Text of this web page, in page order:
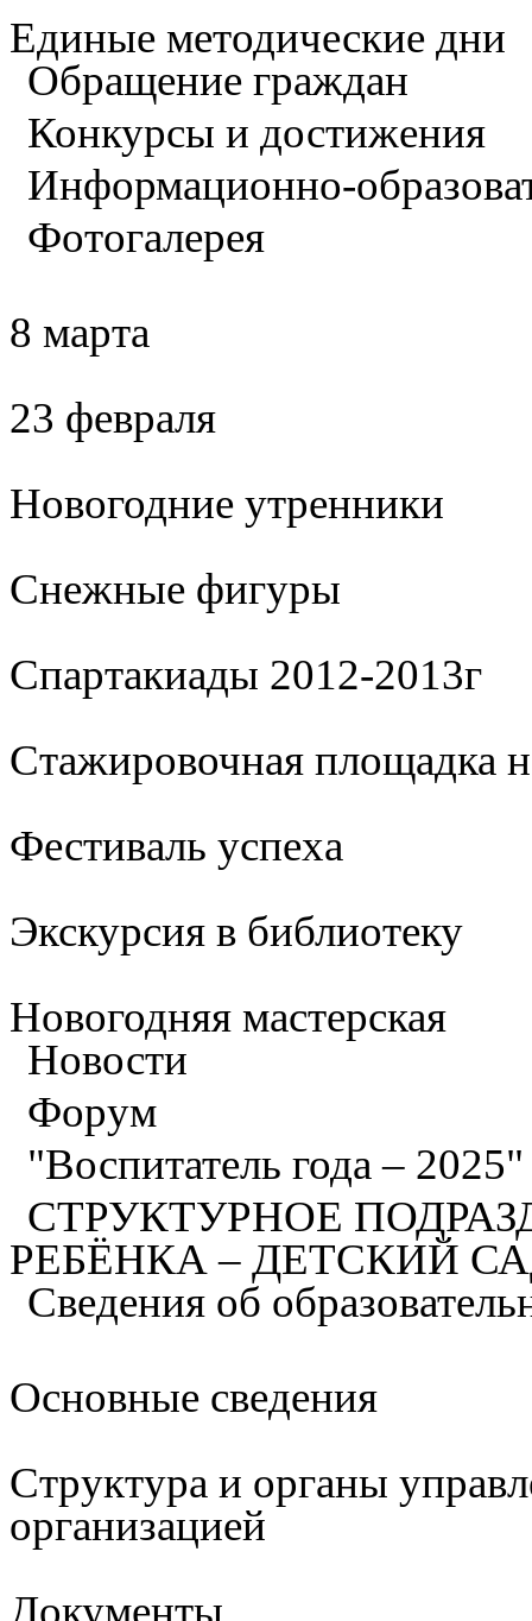
Единые методические дни
Обращение граждан
Конкурсы и достижения
Информационно-
Фотогалерея
8 марта
23 февраля
Новогодние утренники
Cнежные фигуры
Спартакиады 2012-2013г
Стажировочная
Фестиваль успеха
Экскурсия в библиотеку
Новогодняя мастерская
Новости
Форум
"Воспитатель года –
СТРУКТУРНОЕ
РЕБЁНКА – ДЕТСКИЙ
Сведения об
Основные сведения
Структура и органы
организацией
Документы